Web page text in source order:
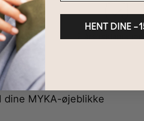
dine MYKA-øjeblikke
HENT DINE